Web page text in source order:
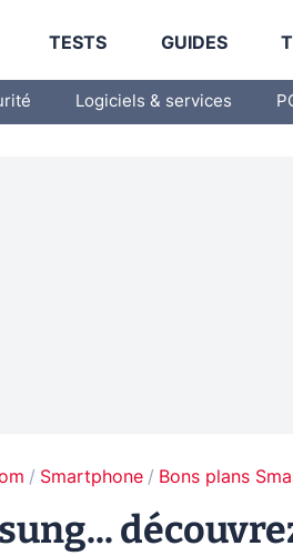
TESTS GUIDES
Logiciels & services
Smartphone Bons plans